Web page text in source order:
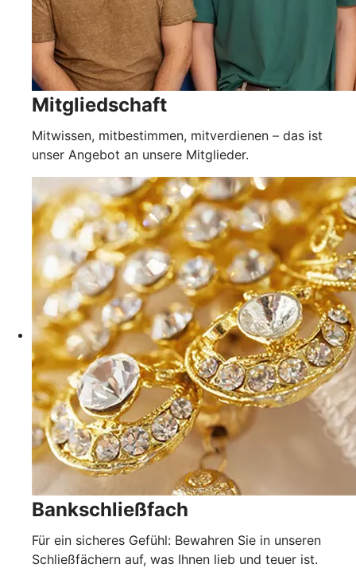
Mitgliedschaft
Mitwissen, mitbestimmen, mitverdienen – das ist
unser Angebot an unsere Mitglieder.
Bankschließfach
Für ein sicheres Gefühl: Bewahren Sie in unseren
Schließfächern auf, was Ihnen lieb und teuer ist.